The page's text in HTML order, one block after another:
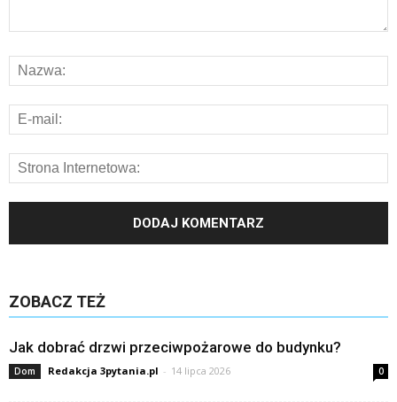
ZOBACZ TEŻ
Jak dobrać drzwi przeciwpożarowe do budynku?
Dom Redakcja 3pytania.pl - 14 lipca 2026 0